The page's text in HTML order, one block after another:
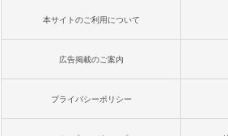
本サイトのご利用について
広告掲載のご案内
プライバシーポリシー